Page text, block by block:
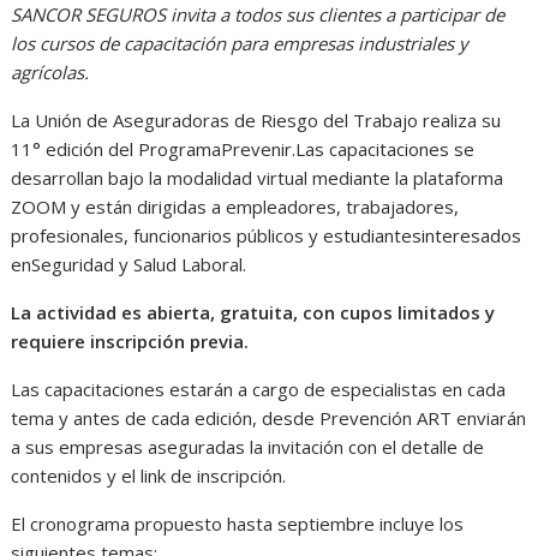
SANCOR SEGUROS invita a todos sus clientes a participar de
los cursos de capacitación para empresas industriales y
agrícolas.
La Unión de Aseguradoras de Riesgo del Trabajo realiza su
11° edición del ProgramaPrevenir.Las capacitaciones se
desarrollan bajo la modalidad virtual mediante la plataforma
ZOOM y están dirigidas a empleadores, trabajadores,
profesionales, funcionarios públicos y estudiantesinteresados
enSeguridad y Salud Laboral.
La actividad es abierta, gratuita, con cupos limitados y
requiere inscripción previa.
Las capacitaciones estarán a cargo de especialistas en cada
tema y antes de cada edición, desde Prevención ART enviarán
a sus empresas aseguradas la invitación con el detalle de
contenidos y el link de inscripción.
El cronograma propuesto hasta septiembre incluye los